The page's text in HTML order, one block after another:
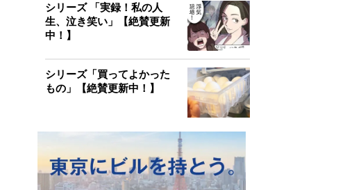
シリーズ 「実録！私の人
生、泣き笑い」【絶賛更新
中！】
シリーズ「買ってよかった
もの」【絶賛更新中！】